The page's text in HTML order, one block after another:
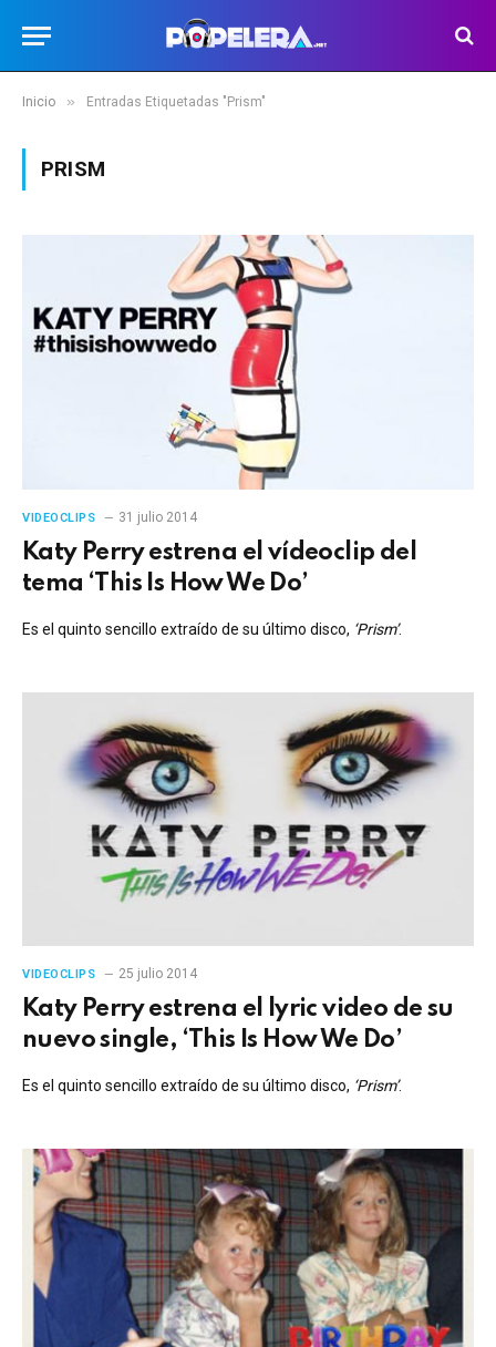
Inicio » Entradas Etiquetadas "Prism"
PRISM
VIDEOCLIPS 31 julio 2014
Katy Perry estrena el vídeoclip del
tema ‘This Is How We Do’
Es el quinto sencillo extraído de su último disco, ‘Prism’.
VIDEOCLIPS 25 julio 2014
Katy Perry estrena el lyric video de su
nuevo single, ‘This Is How We Do’
Es el quinto sencillo extraído de su último disco, ‘Prism’.